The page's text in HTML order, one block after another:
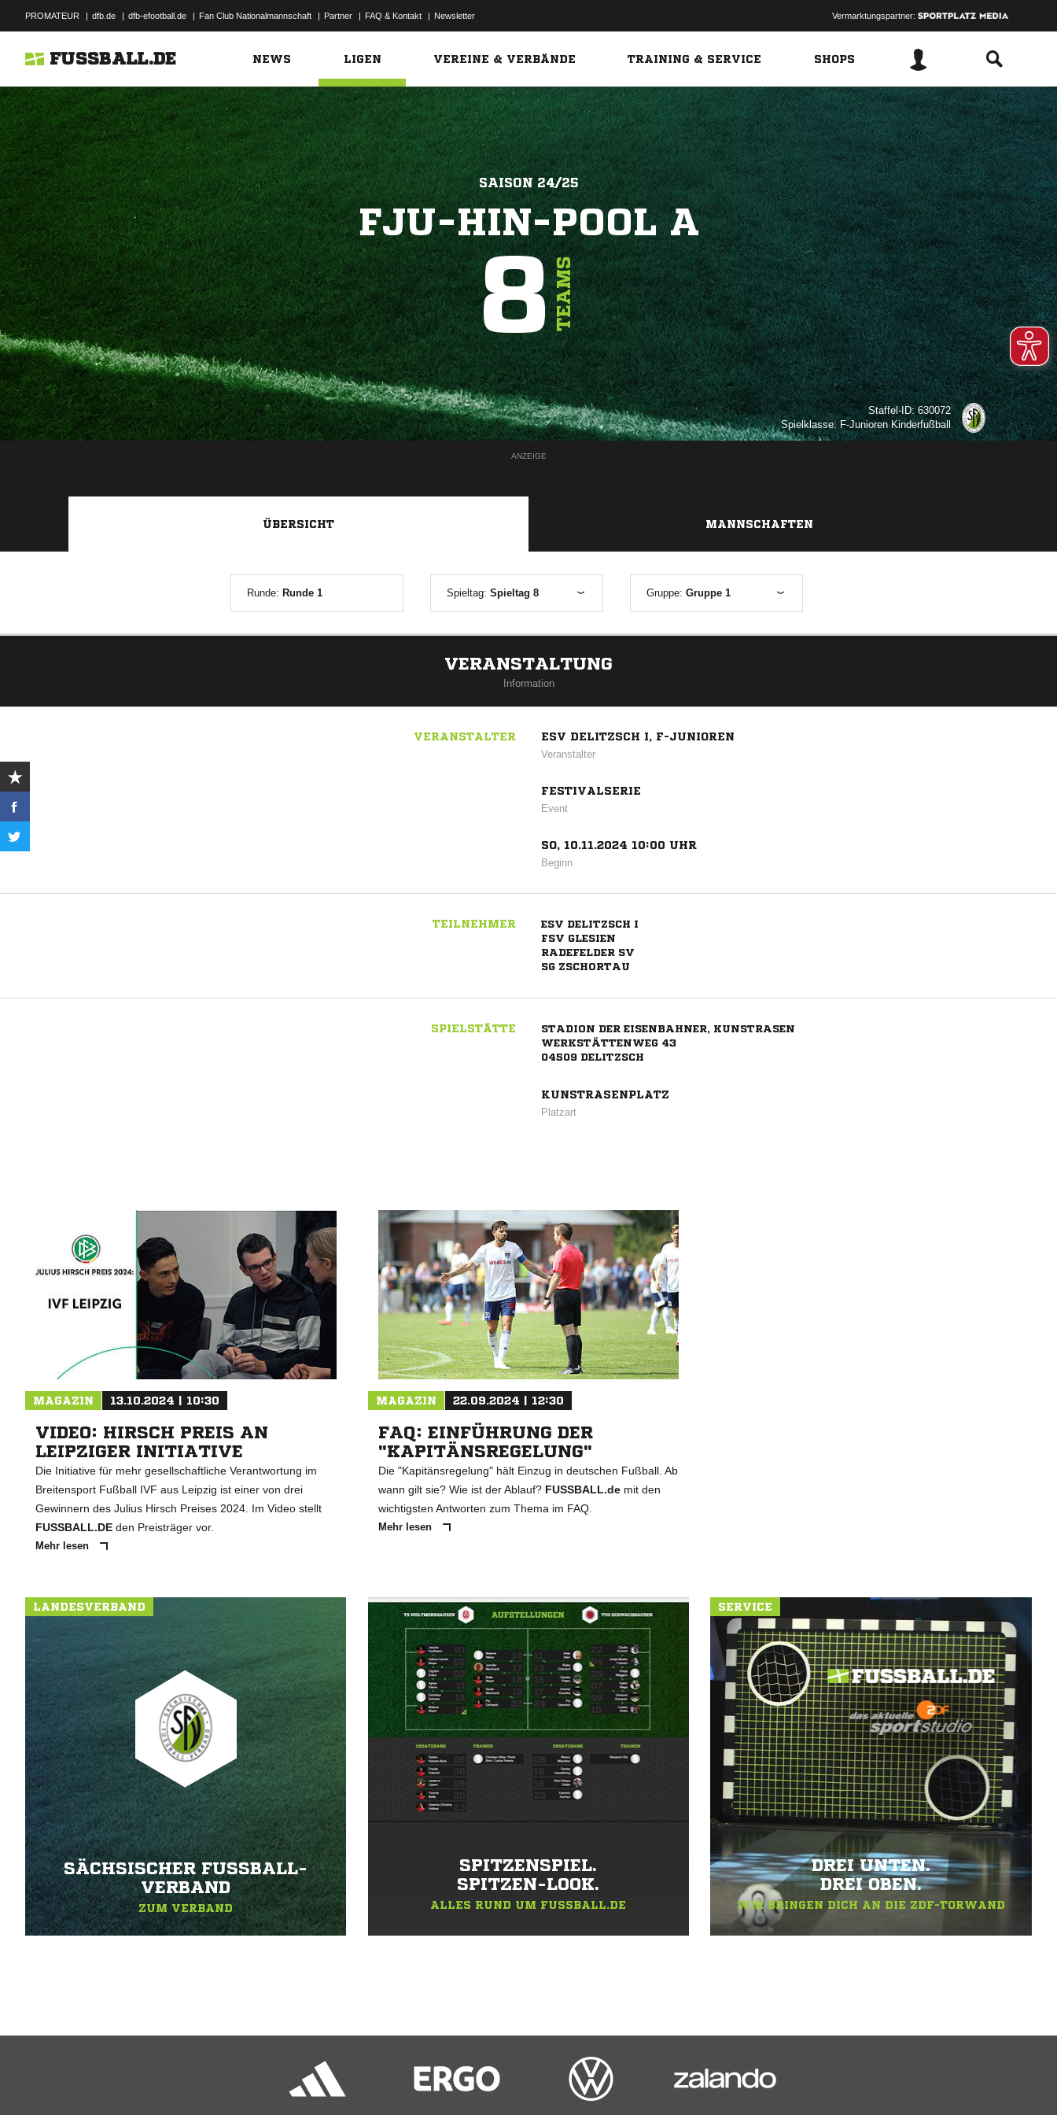
PROMATEUR | dfb.de | dfb-efootball.de | Fan Club Nationalmannschaft | Partner | FAQ & Kontakt | Newsletter Vermarktungspartner:
FUSSBALL.DE NEWS LIGEN VEREINE & VERBÄNDE TRAINING & SERVICE SHOPS
SAISON 24/25
FJU-HIN-POOL A
8TEAMS
Staffel-ID: 630072
Spielklasse: F-Junioren Kinderfußball
ANZEIGE
ÜBERSICHT MANNSCHAFTEN
Runde: Runde 1 Spieltag: Spieltag 8 Gruppe: Gruppe 1
VERANSTALTUNG
Information
VERANSTALTER ESV DELITZSCH I, F-JUNIOREN
Veranstalter
FESTIVALSERIE
Event
SO, 10.11.2024 10:00 UHR
Beginn
TEILNEHMER
ESV DELITZSCH I
FSV GLESIEN
RADEFELDER SV
SG ZSCHORTAU
SPIELSTÄTTE
STADION DER EISENBAHNER, KUNSTRASEN
WERKSTÄTTENWEG 43
04509 DELITZSCH
KUNSTRASENPLATZ
Platzart
MAGAZIN 13.10.2024 | 10:30
VIDEO: HIRSCH PREIS AN
LEIPZIGER INITIATIVE
Die Initiative für mehr gesellschaftliche Verantwortung im
Breitensport Fußball IVF aus Leipzig ist einer von drei
Gewinnern des Julius Hirsch Preises 2024. Im Video stellt
FUSSBALL.DE den Preisträger vor.
Mehr lesen
MAGAZIN 22.09.2024 | 12:30
FAQ: EINFÜHRUNG DER
"KAPITÄNSREGELUNG"
Die "Kapitänsregelung" hält Einzug in deutschen Fußball. Ab
wann gilt sie? Wie ist der Ablauf? FUSSBALL.demit den
wichtigsten Antworten zum Thema im FAQ.
Mehr lesen
LANDESVERBAND
SÄCHSISCHER FUSSBALL-V
ERBAND
ZUM VERBAND
SPITZENSPIEL.
SPITZEN-LOOK.
ALLES RUND UM FUSSBALL.DE
SERVICE
DREI UNTEN.
DREI OBEN.
WIR BRINGEN DICH AN DIE ZDF-TORWAND